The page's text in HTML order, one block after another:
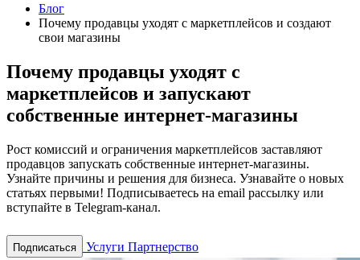
Блог
Почему продавцы уходят с маркетплейсов и создают
свои магазины
Почему продавцы уходят с
маркетплейсов и запускают
собственные интернет-магазины
Рост комиссий и ограничения маркетплейсов заставляют
продавцов запускать собственные интернет-магазины.
Узнайте причины и решения для бизнеса. Узнавайте о новых
статьях первыми! Подписываетесь на email рассылку или
вступайте в Telegram-канал.
Подписаться Услуги Партнерство